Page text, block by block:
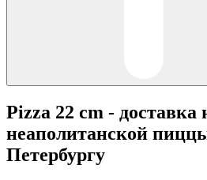
Pizza 22 cm - доставка
неаполитанской
Петербургу